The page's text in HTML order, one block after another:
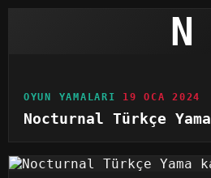
N
OYUN YAMALARI 19 OCA 2024
Nocturnal Türkçe Yama